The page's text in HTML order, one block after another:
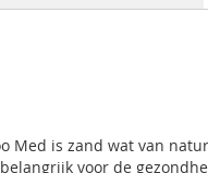
Med is zand wat van
voor de